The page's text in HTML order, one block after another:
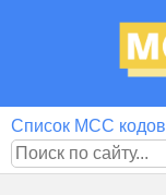
Список MCC кодов